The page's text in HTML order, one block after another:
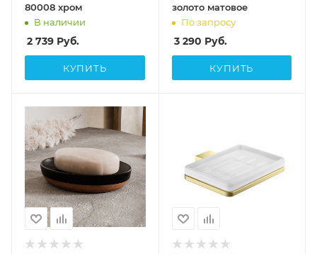
80008 хром
В наличии
2 739 Руб.
КУПИТЬ
золото матовое
По запросу
3 290 Руб.
КУПИТЬ